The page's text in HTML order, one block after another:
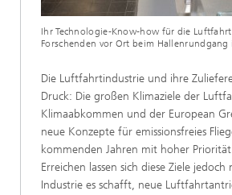
Ihr Technologie-Know-how für die
Forschenden vor Ort beim Hallenrundgang
Die Luftfahrtindustrie und ihre
Druck: Die großen Klimaziele der
Klimaabkommen und der European
neue Konzepte für emissionsfreies
kommenden Jahren mit hoher
Erreichen lassen sich diese Ziele
Industrie es schafft, neue